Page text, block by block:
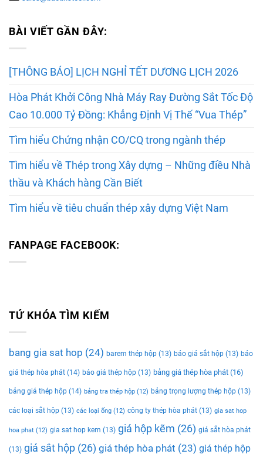
BÀI VIẾT GẦN ĐÂY:
[THÔNG BÁO] LỊCH NGHỈ TẾT DƯƠNG LỊCH 2026
Hòa Phát Khởi Công Nhà Máy Ray Đường Sắt Tốc Độ
Cao 10.000 Tỷ Đồng: Khẳng Định Vị Thế “Vua Thép”
Tìm hiểu Chứng nhận CO/CQ trong ngành thép
Tìm hiểu về Thép trong Xây dựng – Những điều Nhà
thầu và Khách hàng Cần Biết
Tìm hiểu về tiêu chuẩn thép xây dựng Việt Nam
FANPAGE FACEBOOK:
TỨ KHÓA TÌM KIẾM
bang gia sat hop (24) barem thép hộp (13) báo giá sắt hộp (13) báo
giá thép hòa phát (14) báo giá thép hộp (13) bảng giá thép hòa phát (16)
bảng giá thép hộp (14) bảng tra thép hộp (12) bảng trọng lượng thép hộp (13)
các loại sắt hộp (13) các loại ống (12) công ty thép hòa phát (13) gia sat hop
hoa phat (12) gia sat hop kem (13) giá hộp kẽm (26) giá sắt hòa phát
(13) giá sắt hộp (26) giá thép hòa phát (23) giá thép hộp